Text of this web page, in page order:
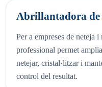
Abrillantadora de
Per a empreses de neteja
professional permet
netejar, cristal·litzar i
control del resultat.